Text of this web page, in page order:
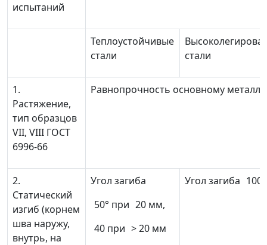
испытаний
Теплоустойчивые
стали
стали
1.
Растяжение,
тип образцов
VII, VIII ГОСТ
6996-66
Равнопрочность основному металлу
2.
Статический
изгиб (корнем
шва наружу,
внутрь, на
Угол загиба
50° при 20 мм,
40 при > 20 мм
Угол загиба 100°